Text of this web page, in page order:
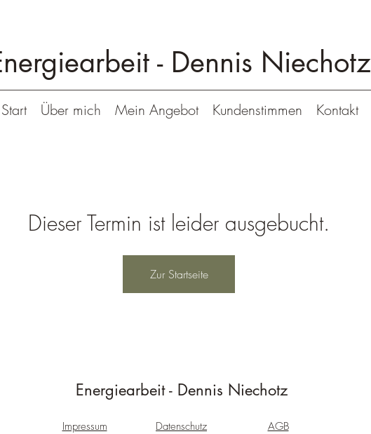
- Dennis Niechotz
Start Über mich Mein Angebot Kundenstimmen Kontakt
Dieser Termin ist leider ausgebucht.
Zur Startseite
Energiearbeit - Dennis Niechotz
Impressum Datenschutz AGB